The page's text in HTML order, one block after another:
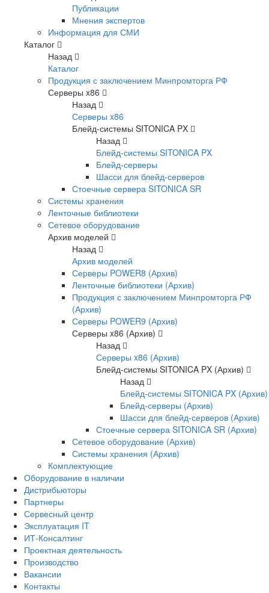
Публикации
Мнения экспертов
Информация для СМИ
Каталог
Назад
Каталог
Продукция с заключением Минпромторга РФ
Серверы x86
Назад
Серверы x86
Блейд-системы SITONICA PX
Назад
Блейд-системы SITONICA PX
Блейд-серверы
Шасси для блейд-серверов
Стоечные сервера SITONICA SR
Системы хранения
Ленточные библиотеки
Сетевое оборудование
Архив моделей
Назад
Архив моделей
Серверы POWER8 (Архив)
Ленточные библиотеки (Архив)
Продукция с заключением Минпромторга РФ
(Архив)
Серверы POWER9 (Архив)
Серверы x86 (Архив)
Назад
Серверы x86 (Архив)
Блейд-системы SITONICA PX (Архив)
Назад
Блейд-системы SITONICA PX (Архив)
Блейд-серверы (Архив)
Шасси для блейд-серверов (Архив)
Стоечные сервера SITONICA SR (Архив)
Сетевое оборудование (Архив)
Системы хранения (Архив)
Комплектующие
Оборудование в наличии
Дистрибьюторы
Партнеры
Сервесный центр
Эксплуатация IT
ИТ-Консалтинг
Проектная деятельность
Производство
Вакансии
Контакты